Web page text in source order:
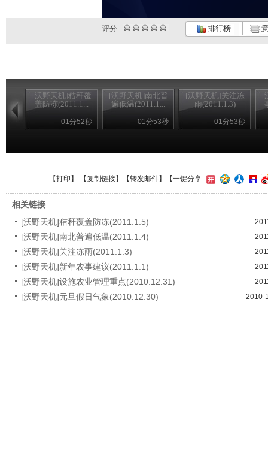
评分 排行榜
[沃野天机]秸秆覆
盖防冻(2011.1...
01分52秒
[沃野天机]南北普
遍低温(2011.1...
01分53秒
[沃野天机]关注冻
雨(2011.1.3)
01分53秒
[
【打印 】 【复制链接】【转发邮件】 【一键分享
相关链接
[沃野天机]秸秆覆盖防冻(2011.1.5)
[沃野天机]南北普遍低温(2011.1.4)
[沃野天机]关注冻雨(2011.1.3)
[沃野天机]新年农事建议(2011.1.1)
[沃野天机]设施农业管理重点(2010.12.31)
[沃野天机]元旦假日气象(2010.12.30) 2010-